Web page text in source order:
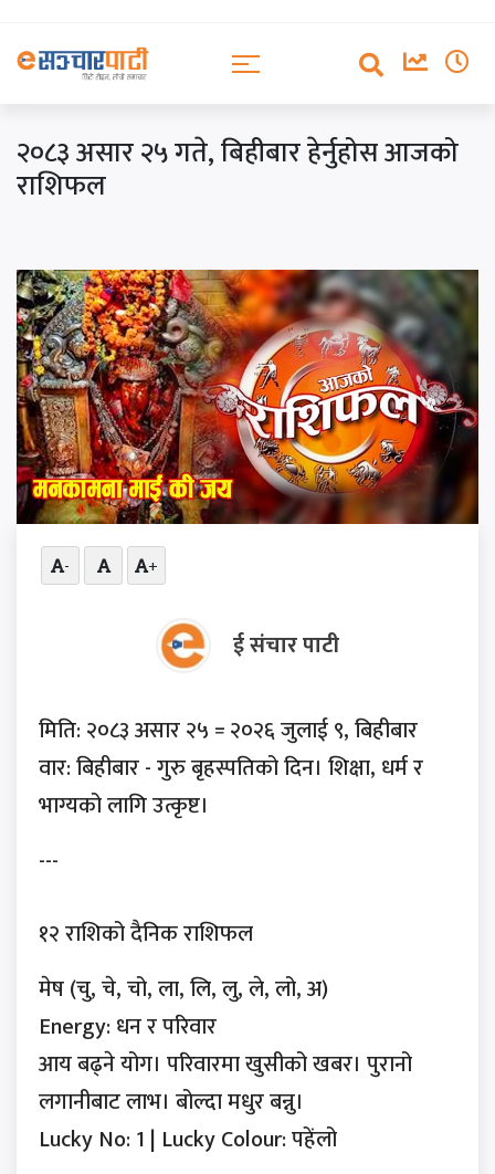
२०८३ असार २५ गते, बिहीबार हेर्नुहोस आजको
राशिफल
- +
ई संचार पाटी
मिति: २०८३ असार २५ = २०२६ जुलाई ९, बिहीबार
वार: बिहीबार - गुरु बृहस्पतिको दिन। शिक्षा, धर्म र
भाग्यको लागि उत्कृष्ट।
---
१२ राशिको दैनिक राशिफल
मेष (चु, चे, चो, ला, लि, लु, ले, लो, अ)
Energy: धन र परिवार
आय बढ्ने योग। परिवारमा खुसीको खबर। पुरानो
लगानीबाट लाभ। बोल्दा मधुर बन्नु।
Lucky No: 1 | Lucky Colour: पहेंलो